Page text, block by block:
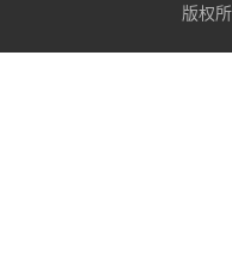
版权